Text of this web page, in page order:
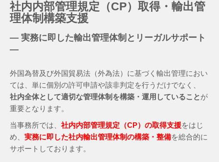
社内内部管理規定（CP）取得・輸出管
理体制構築支援
― 実務に即した輸出管理体制とリーガルサポート
―
外国為替及び外国貿易法（外為法）に基づく輸出管理におい
ては、単に個別の許可申請や該非判定を行うだけでなく、
社内全体として適切な管理体制を構築・運用していることが
重要となります。
当事務所では、 社内内部管理規定（CP）の取得支援をはじ
め、 実務に即した社内輸出管理体制の構築・整備を総合的に
サポートしております。